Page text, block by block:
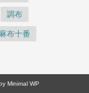
調布
麻布十番
Minimal WP